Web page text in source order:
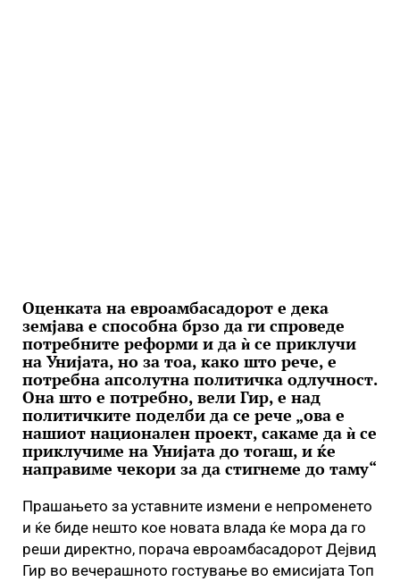
Оценката на евроамбасадорот е дека
земјава е способна брзо да ги спроведе
потребните реформи и да ѝ се приклучи
на Унијата, но за тоа, како што рече, е
потребна апсолутна политичка одлучност.
Она што е потребно, вели Гир, е над
политичките поделби да се рече „ова е
нашиот национален проект, сакаме да ѝ се
приклучиме на Унијата до тогаш, и ќе
направиме чекори за да стигнеме до таму“
Прашањето за уставните измени е непроменето
и ќе биде нешто кое новата влада ќе мора да го
реши директно, порача евроамбасадорот Дејвид
Гир во вечерашното гостување во емисијата Топ